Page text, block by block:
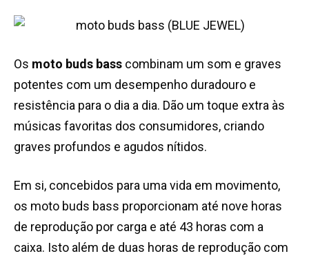
Os moto buds bass combinam um som e graves
potentes com um desempenho duradouro e
resistência para o dia a dia. Dão um toque extra às
músicas favoritas dos consumidores, criando
graves profundos e agudos nítidos.
Em si, concebidos para uma vida em movimento,
os moto buds bass proporcionam até nove horas
de reprodução por carga e até 43 horas com a
caixa. Isto além de duas horas de reprodução com